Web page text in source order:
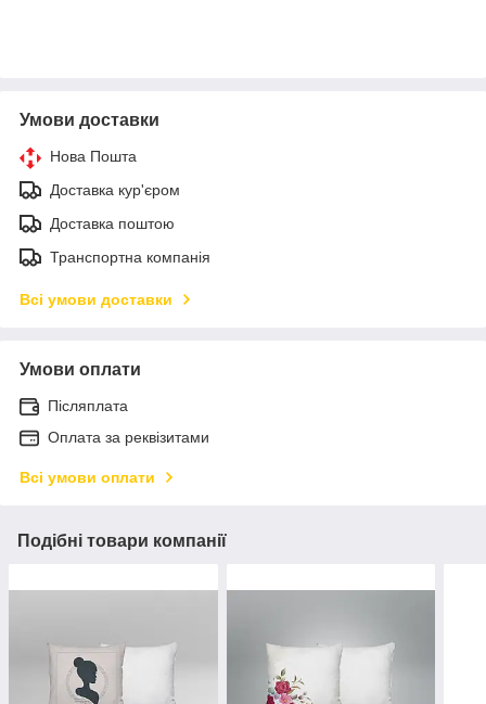
Умови доставки
Нова Пошта
Доставка кур'єром
Доставка поштою
Транспортна компанія
Всі умови доставки
Умови оплати
Післяплата
Оплата за реквізитами
Всі умови оплати
Подібні товари компанії